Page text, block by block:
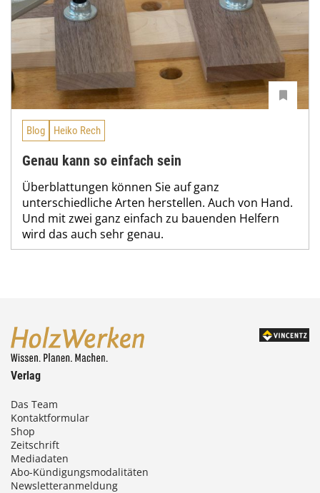
Blog Heiko Rech
Genau kann so einfach sein
Überblattungen können Sie auf ganz
unterschiedliche Arten herstellen. Auch von Hand.
Und mit zwei ganz einfach zu bauenden Helfern
wird das auch sehr genau.
Verlag
Das Team
Kontaktformular
Shop
Zeitschrift
Mediadaten
Abo-Kündigungsmodalitäten
Newsletteranmeldung